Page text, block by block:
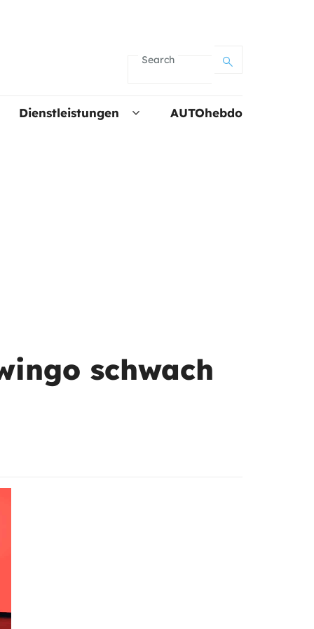
Search
Dienstleistungen AUTOhebdo
schwach